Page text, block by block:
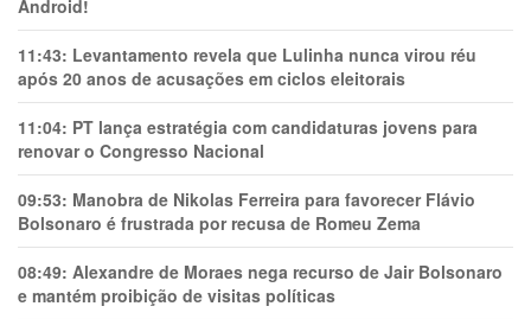
Android!
11:43: Levantamento revela que Lulinha nunca virou réu
após 20 anos de acusações em ciclos eleitorais
11:04: PT lança estratégia com candidaturas jovens para
renovar o Congresso Nacional
09:53: Manobra de Nikolas Ferreira para favorecer Flávio
Bolsonaro é frustrada por recusa de Romeu Zema
08:49: Alexandre de Moraes nega recurso de Jair Bolsonaro
e mantém proibição de visitas políticas